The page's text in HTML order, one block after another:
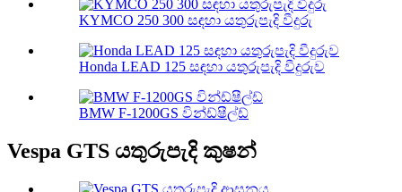
KYMCO 250 300 සඳහා යතුරුපැදි වීදුරු
Honda LEAD 125 සඳහා යතුරුපැදි වීදුරුව
BMW F-1200GS වින්ඩ්ෂීල්ඩ්
Vespa GTS යතුරුපැදි කුෂන්